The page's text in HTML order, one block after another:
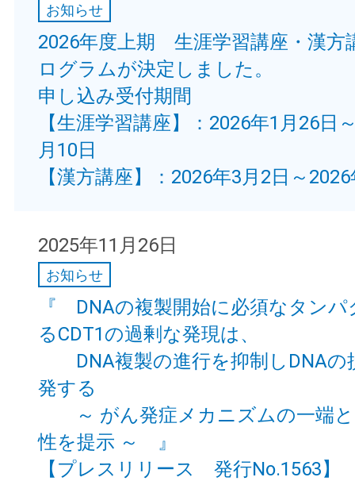
お知らせ
2026年度上期 生涯学習講座・漢方
ログラムが決定しました。
申し込み受付期間
【生涯学習講座】：2026年1月26日
月10日
【漢方講座】：2026年3月2日～
2025年11月26日
お知らせ
『 DNAの複製開始に必須なタンパ
るCDT1の過剰な発現は、
DNA複製の進行を抑制しDNAの
発する
～ がん発症メカニズムの一端と
性を提示 ～ 』
【プレスリリース 発行No.1563】